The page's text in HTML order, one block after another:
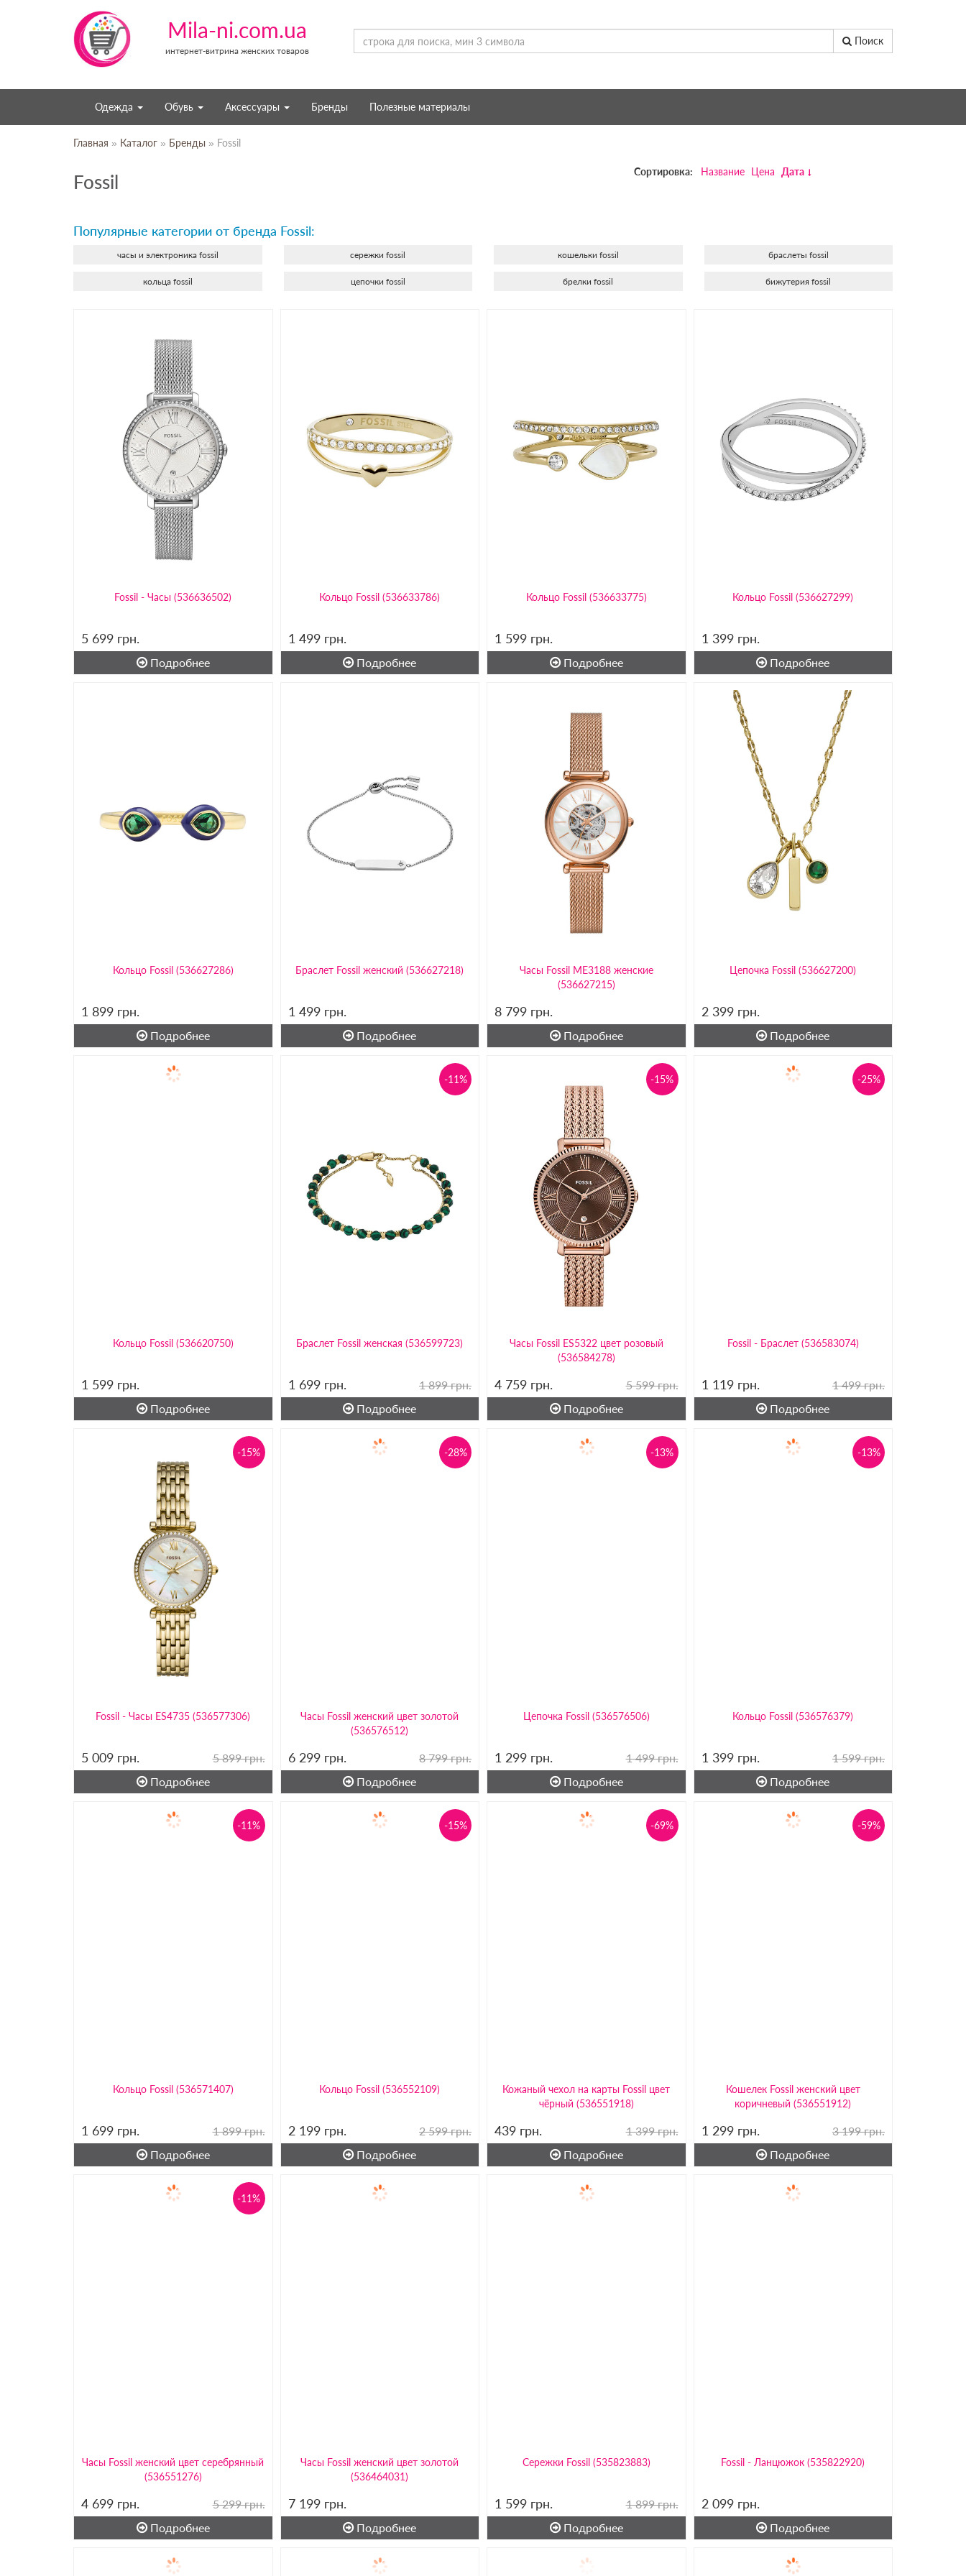
Mila-ni.com.ua
интернет-витрина женских товаров
Поиск
Одежда Обувь Аксессуары Бренды Полезные материалы
Главная » Каталог » Бренды » Fossil
Fossil Сортировка: Название Цена Дата
Популярные категории от бренда Fossil:
часы и электроника fossil сережки fossil кошельки fossil браслеты fossil
кольца fossil цепочки fossil брелки fossil бижутерия fossil
Fossil - Часы (536636502)
5 699 грн.
Подробнее
Кольцо Fossil (536633786)
1 499 грн.
Подробнее
Кольцо Fossil (536633775)
1 599 грн.
Подробнее
Кольцо Fossil (536627299)
1 399 грн.
Подробнее
Кольцо Fossil (536627286)
1 899 грн.
Подробнее
Браслет Fossil женский (536627218)
1 499 грн.
Подробнее
Часы Fossil ME3188 женские
(536627215)
8 799 грн.
Подробнее
Цепочка Fossil (536627200)
2 399 грн.
Подробнее
Кольцо Fossil (536620750)
1 599 грн.
Подробнее
Браслет Fossil женская (536599723)
-11%
1 699 грн.
1 899 грн.
Подробнее
Часы Fossil ES5322 цвет розовый
(536584278)
-15%
4 759 грн.
5 599 грн.
Подробнее
Fossil - Браслет (536583074)
-25%
1 119 грн.
1 499 грн.
Подробнее
Fossil - Часы ES4735 (536577306)
-15%
5 009 грн.
5 899 грн.
Подробнее
Часы Fossil женский цвет золотой
(536576512)
-28%
6 299 грн.
8 799 грн.
Подробнее
Цепочка Fossil (536576506)
-13%
1 299 грн.
1 499 грн.
Подробнее
Кольцо Fossil (536576379)
-13%
1 399 грн.
1 599 грн.
Подробнее
Кольцо Fossil (536571407)
-11%
1 699 грн.
1 899 грн.
Подробнее
Кольцо Fossil (536552109)
-15%
2 199 грн.
2 599 грн.
Подробнее
Кожаный чехол на карты Fossil цвет
чёрный (536551918)
-69%
439 грн.
1 399 грн.
Подробнее
Кошелек Fossil женский цвет
коричневый (536551912)
-59%
1 299 грн.
3 199 грн.
Подробнее
Часы Fossil женский цвет серебрянный
(536551276)
-11%
4 699 грн.
5 299 грн.
Подробнее
Часы Fossil женский цвет золотой
(536464031)
7 199 грн.
Подробнее
Сережки Fossil (535823883)
1 599 грн.
1 899 грн.
Подробнее
Fossil - Ланцюжок (535822920)
2 099 грн.
Подробнее